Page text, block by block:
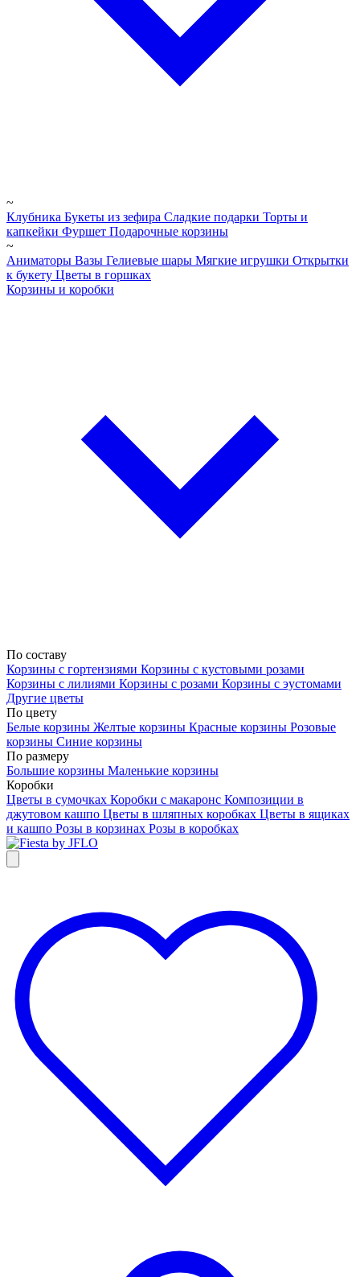
~
Клубника Букеты из зефира Сладкие подарки Торты и
капкейки Фуршет Подарочные корзины
~
Аниматоры Вазы Гелиевые шары Мягкие игрушки Открытки
к букету Цветы в горшках
Корзины и коробки
По составу
Корзины с гортензиями Корзины с кустовыми розами
Корзины с лилиями Корзины с розами Корзины с эустомами
Другие цветы
По цвету
Белые корзины Желтые корзины Красные корзины Розовые
корзины Синие корзины
По размеру
Большие корзины Маленькие корзины
Коробки
Цветы в сумочках Коробки с макаронс Композиции в
джутовом кашпо Цветы в шляпных коробках Цветы в ящиках
и кашпо Розы в корзинах Розы в коробках